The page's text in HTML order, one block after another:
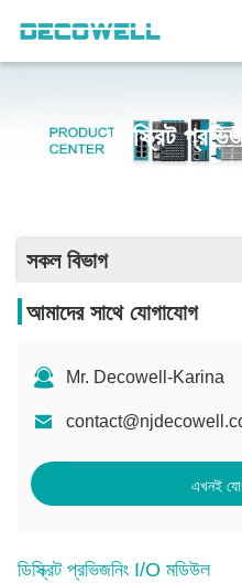
ডিস্ক্রিট
সকল বিভাগ
আমাদের সাথে যোগাযোগ
Mr. Decowell-Karina
এখনই
ডিস্ক্রিট প্রভিজনিং I/O মডিউল